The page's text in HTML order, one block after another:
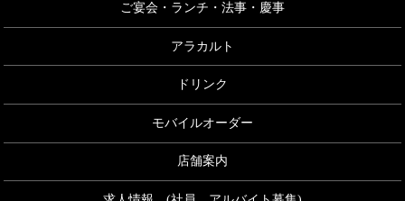
ご宴会・ランチ・法事・慶事
アラカルト
ドリンク
モバイルオーダー
店舗案内